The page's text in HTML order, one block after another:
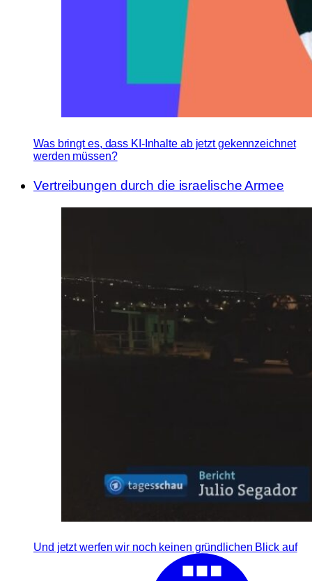
Was bringt es, dass KI-Inhalte ab jetzt gekennzeichnet
werden müssen?
Vertreibungen durch die israelische Armee
Und jetzt werfen wir noch keinen gründlichen Blick auf